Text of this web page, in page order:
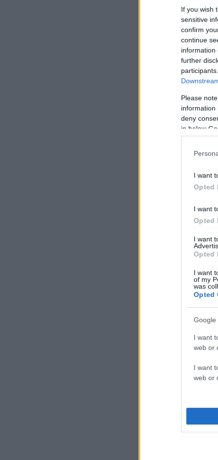
If you wish
sensitive
confirm
continue
information
further
Please
information
deny
in below
I want
Opted
I want
Opted
I want
Opted
I want
of my
was
Opted
Google
I want
web or
I want
web or